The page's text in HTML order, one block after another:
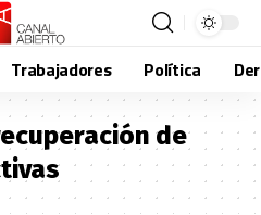
Trabajadores Política
de